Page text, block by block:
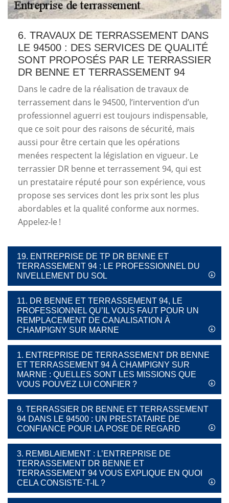
6. TRAVAUX DE TERRASSEMENT DANS
LE 94500 : DES SERVICES DE QUALITÉ
SONT PROPOSÉS PAR LE TERRASSIER
DR BENNE ET TERRASSEMENT 94
Dans le cadre de la réalisation de travaux de
terrassement dans le 94500, l’intervention d’un
professionnel aguerri est toujours indispensable,
que ce soit pour des raisons de sécurité, mais
aussi pour être certain que les opérations
menées respectent la législation en vigueur. Le
terrassier DR benne et terrassement 94, qui est
un prestataire réputé pour son expérience, vous
propose ses services dont les prix sont les plus
abordables et la qualité conforme aux normes.
Appelez-le !
19. ENTREPRISE DE TP DR BENNE ET
TERRASSEMENT 94 : LE PROFESSIONNEL DU
NIVELLEMENT DU SOL
11. DR BENNE ET TERRASSEMENT 94, LE
PROFESSIONNEL QU’IL VOUS FAUT POUR UN
REMPLACEMENT DE CANALISATION À
CHAMPIGNY SUR MARNE
1. ENTREPRISE DE TERRASSEMENT DR BENNE
ET TERRASSEMENT 94 À CHAMPIGNY SUR
MARNE : QUELLES SONT LES MISSIONS QUE
VOUS POUVEZ LUI CONFIER ?
9. TERRASSIER DR BENNE ET TERRASSEMENT
94 DANS LE 94500 : UN PRESTATAIRE DE
CONFIANCE POUR LA POSE DE REGARD
3. REMBLAIEMENT : L’ENTREPRISE DE
TERRASSEMENT DR BENNE ET
TERRASSEMENT 94 VOUS EXPLIQUE EN QUOI
CELA CONSISTE-T-IL ?